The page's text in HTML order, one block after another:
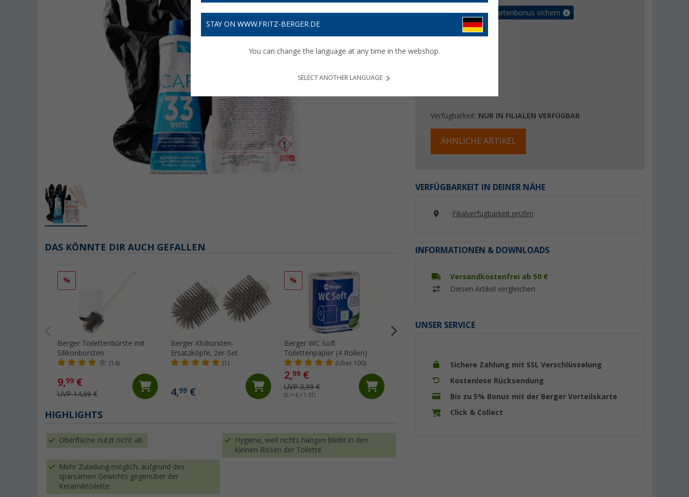
Bis zu 5% Vorteilskartenbonus sichern
Verfügbarkeit: NUR IN FILIALEN VERFÜGBAR
ÄHNLICHE ARTIKEL
VERFÜGBARKEIT IN DEINER NÄHE
Filialverfügbarkeit prüfen
INFORMATIONEN & DOWNLOADS
Versandkostenfrei ab 50 €
Diesen Artikel vergleichen
UNSER SERVICE
Sichere Zahlung mit SSL Verschlüsselung
Kostenlose Rücksendung
Bis zu 5% Bonus mit der Berger Vorteilskarte
Click & Collect
DAS KÖNNTE DIR AUCH GEFALLEN
%
Berger Toilettenbürste mit
Silikonborsten
(14)
9,99 €
UVP 14,99 €
Berger Klobürsten-
Ersatzköpfe, 2er-Set
(1)
4,99 €
%
Berger WC Soft
Toilettenpapier (4 Rollen)
(Über 100)
2,99 €
UVP 3,99 €
(0,75 € / 1 ST)
(Über 100)
%
Tabs
(Über 100)
UVP 19,95 €
(0,93 € / 1 ST)
HIGHLIGHTS
Oberfläche nutzt nicht ab
Hygiene, weil nichts hängen bleibt in den
kleinen Rissen der Toilette
Mehr Zuladung möglich, aufgrund des
sparsamen Gewichts gegenüber der
Keramiktoilette
STAY ON WWW.FRITZ-BERGER.DE
You can change the language at any time in the webshop.
SELECT ANOTHER LANGUAGE